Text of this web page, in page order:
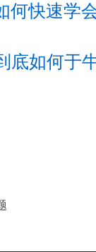
何快速学
底如何于